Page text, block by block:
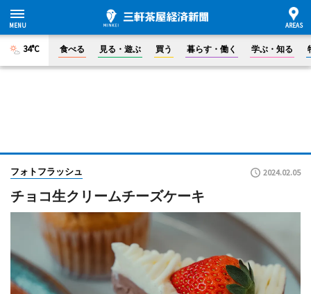
34°C 食べる 見る・遊ぶ 買う 暮らす・働く 学ぶ・知る
フォトフラッシュ 2024.02.05
チョコ生クリームチーズケーキ